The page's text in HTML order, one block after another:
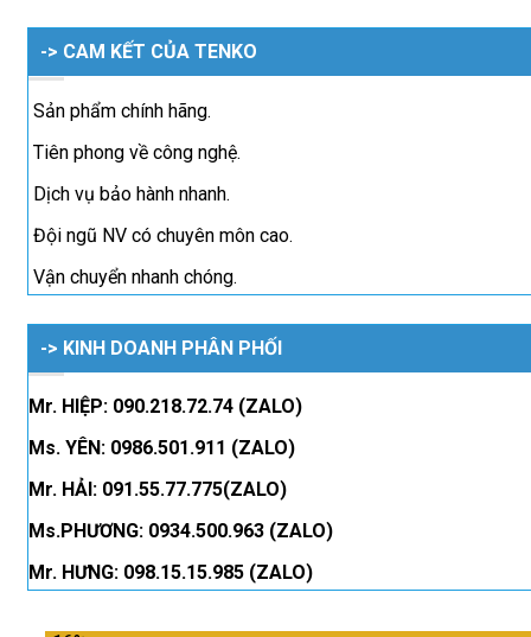
-> CAM KẾT CỦA TENKO
Sản phẩm chính hãng.
Tiên phong về công nghệ.
Dịch vụ bảo hành nhanh.
Đội ngũ NV có chuyên môn cao.
Vận chuyển nhanh chóng.
-> KINH DOANH PHÂN PHỐI
Mr. HIỆP: 090.218.72.74 (ZALO)
Ms. YÊN: 0986.501.911 (ZALO)
Mr. HẢI: 091.55.77.775(ZALO)
Ms.PHƯƠNG: 0934.500.963 (ZALO)
Mr. HƯNG: 098.15.15.985 (ZALO)